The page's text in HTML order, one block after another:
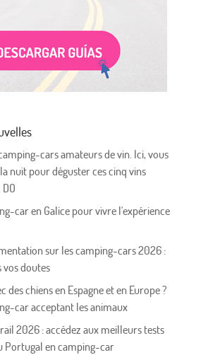
cars amateurs de vin. Ici, vous
nuit pour déguster ces cinq vins
car en Galice pour vivre l'expérience
sur les camping-cars 2026 :
vos doutes
des chiens en Espagne et en Europe ?
car acceptant les animaux
2026 : accédez aux meilleurs tests
Portugal en camping-car